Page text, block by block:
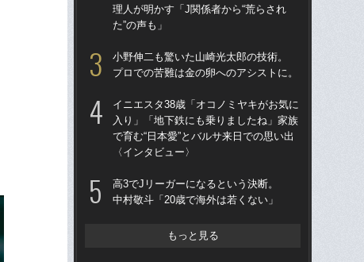
理人が明かす「J関係者から“荒らされ
た”の声も」
小野伸二も驚いた山崎光太郎の技術。
プロでの苦難は金の卵へのアシストに。
イニエスタ38歳「オコノミヤキがお気に
入り」「地下鉄にも乗りましたね」家族
で育む“日本愛”とバルサ来日での思い出
〈インタビュー〉
高3でJリーガーになるという決断。
中村敬斗「20歳で海外は若くない」
もっと見る